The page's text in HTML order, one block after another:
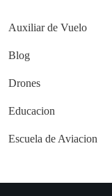
Auxiliar de Vuelo
Blog
Drones
Educacion
Escuela de Aviacion